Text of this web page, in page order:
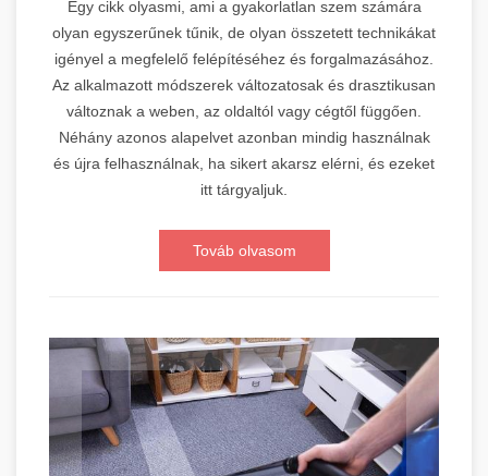
Egy cikk olyasmi, ami a gyakorlatlan szem számára
olyan egyszerűnek tűnik, de olyan összetett technikákat
igényel a megfelelő felépítéséhez és forgalmazásához.
Az alkalmazott módszerek változatosak és drasztikusan
változnak a weben, az oldaltól vagy cégtől függően.
Néhány azonos alapelvet azonban mindig használnak
és újra felhasználnak, ha sikert akarsz elérni, és ezeket
itt tárgyaljuk.
Továb olvasom